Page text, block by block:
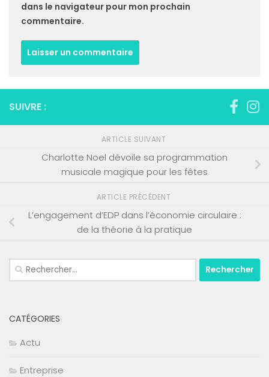
dans le navigateur pour mon prochain
commentaire.
SUIVRE :
ARTICLE SUIVANT
Charlotte Noel dévoile sa programmation
musicale magique pour les fêtes
ARTICLE PRÉCÉDENT
L’engagement d’EDP dans l’économie circulaire :
de la théorie à la pratique
Rechercher :
CATÉGORIES
Actu
Entreprise